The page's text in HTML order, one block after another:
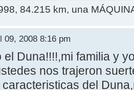
84.215 km, una
09, 2008 8:16 pm
el Duna!!!!,mi familia y
nos trajeron
del